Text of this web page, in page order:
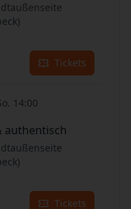
Tickets
14:00
authentisch
Tickets